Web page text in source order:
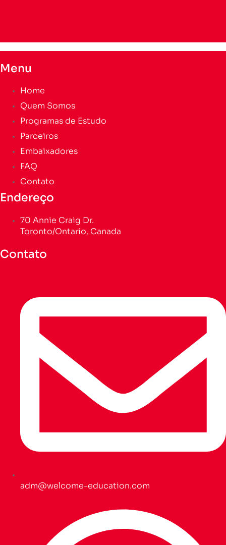
Menu
Home
Quem Somos
Programas de Estudo
Parceiros
Embaixadores
FAQ
Contato
Endereço
70 Annie Craig Dr.
Toronto/Ontario, Canada
Contato
adm@welcome-education.com